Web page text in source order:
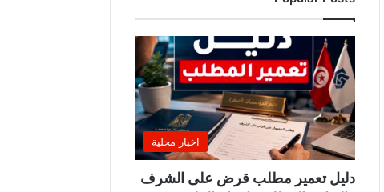
اخبار محلية
دليل تعمير مطلب قرض على الشرف